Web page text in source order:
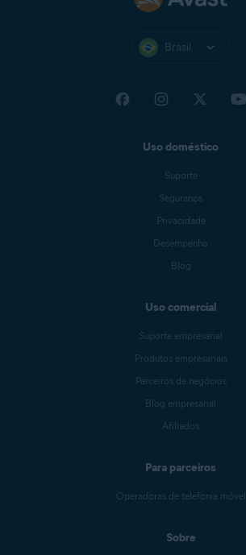
Brasil
Uso doméstico
Suporte
Segurança
Privacidade
Desempenho
Blog
Uso comercial
Suporte empresarial
Produtos empresariais
Parceiros de negócios
Blog empresarial
Afiliados
Para parceiros
Operadoras de telefonia móvel
Sobre